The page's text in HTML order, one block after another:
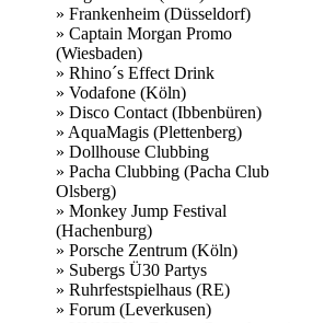
» Frankenheim (Düsseldorf)
» Captain Morgan Promo
(Wiesbaden)
» Rhino´s Effect Drink
» Vodafone (Köln)
» Disco Contact (Ibbenbüren)
» AquaMagis (Plettenberg)
» Dollhouse Clubbing
» Pacha Clubbing (Pacha Club
Olsberg)
» Monkey Jump Festival
(Hachenburg)
» Porsche Zentrum (Köln)
» Subergs Ü30 Partys
» Ruhrfestspielhaus (RE)
» Forum (Leverkusen)